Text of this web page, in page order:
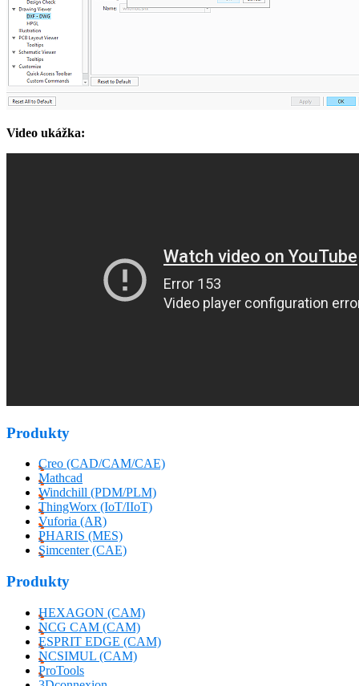
Video ukážka:
Produkty
Creo (CAD/CAM/CAE)
Mathcad
Windchill (PDM/PLM)
ThingWorx (IoT/IIoT)
Vuforia (AR)
PHARIS (MES)
Simcenter (CAE)
Produkty
HEXAGON (CAM)
NCG CAM (CAM)
ESPRIT EDGE (CAM)
NCSIMUL (CAM)
ProTools